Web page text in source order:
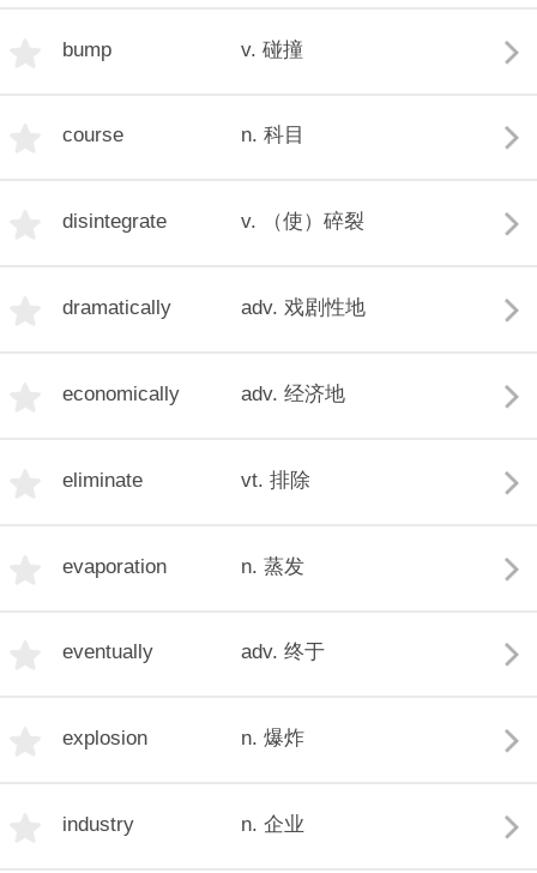
bump v. 碰撞
course n. 科目
disintegrate v. （使）碎裂
dramatically adv. 戏剧性地
economically adv. 经济地
eliminate vt. 排除
evaporation n. 蒸发
eventually adv. 终于
explosion n. 爆炸
industry n. 企业